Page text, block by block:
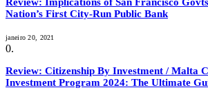
Nation’s First City-Run Public Bank
janeiro 20, 2021
Review: Citizenship By Investment / Malta
Investment Program 2024: The Ultimate